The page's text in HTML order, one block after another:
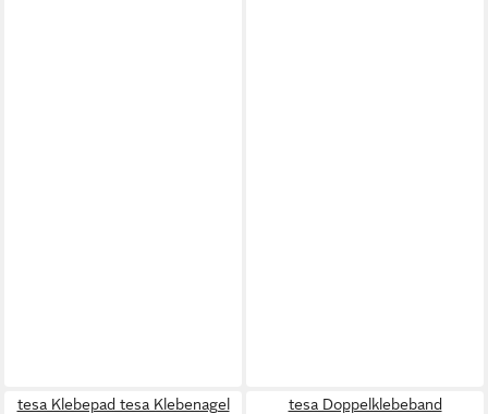
tesa Klebepad tesa Klebenagel
tesa Doppelklebeband